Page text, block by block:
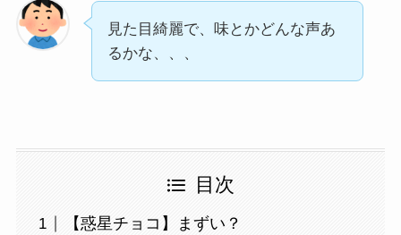
見た目綺麗で、味とかどんな声あ
るかな、、、
目次
【惑星チョコ】まずい？